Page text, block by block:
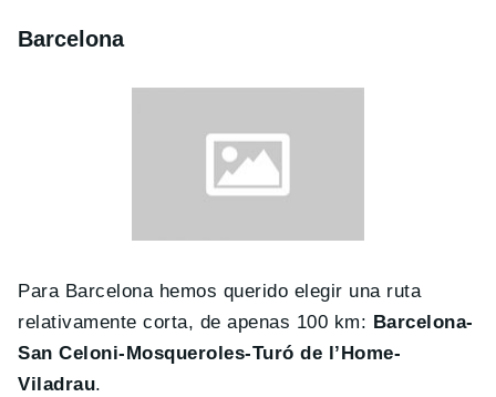
Barcelona
Para Barcelona hemos querido elegir una ruta
relativamente corta, de apenas 100 km: Barcelona-
San Celoni-Mosqueroles-Turó de l’Home-
Viladrau.